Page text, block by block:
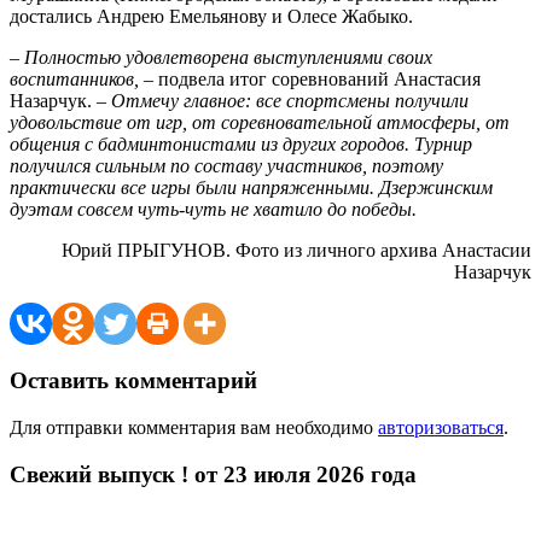
достались Андрею Емельянову и Олесе Жабыко.
– Полностью удовлетворена выступлениями своих
воспитанников, – подвела итог соревнований Анастасия
Назарчук. – Отмечу главное: все спортсмены получили
удовольствие от игр, от соревновательной атмосферы, от
общения с бадминтонистами из других городов. Турнир
получился сильным по составу участников, поэтому
практически все игры были напряженными. Дзержинским
дуэтам совсем чуть-чуть не хватило до победы.
Юрий ПРЫГУНОВ. Фото из личного архива Анастасии
Назарчук
Оставить комментарий
Для отправки комментария вам необходимо авторизоваться.
Свежий выпуск ! от 23 июля 2026 года